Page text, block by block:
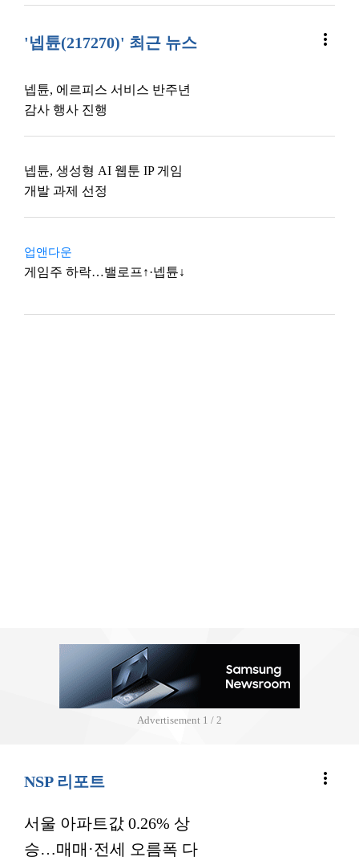
'넵튠(217270)' 최근 뉴스 more_vert
넵튠, 에르피스 서비스 반주년
감사 행사 진행
넵튠, 생성형 AI 웹툰 IP 게임
개발 과제 선정
업앤다운
게임주 하락…밸로프↑·넵튠↓
Advertisement 2 / 2
NSP 리포트 more_vert
서울 아파트값 0.26% 상
승…매매·전세 오름폭 다